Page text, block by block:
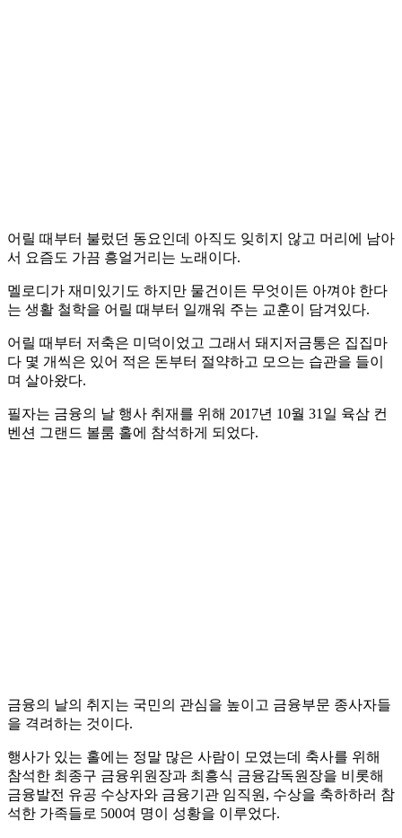
어릴 때부터 불렀던 동요인데 아직도 잊히지 않고 머리에 남아
서 요즘도 가끔 흥얼거리는 노래이다.
멜로디가 재미있기도 하지만 물건이든 무엇이든 아껴야 한다
는 생활 철학을 어릴 때부터 일깨워 주는 교훈이 담겨있다.
어릴 때부터 저축은 미덕이었고 그래서 돼지저금통은 집집마
다 몇 개씩은 있어 적은 돈부터 절약하고 모으는 습관을 들이
며 살아왔다.
필자는 금융의 날 행사 취재를 위해 2017년 10월 31일 육삼 컨
벤션 그랜드 볼룸 홀에 참석하게 되었다.
금융의 날의 취지는 국민의 관심을 높이고 금융부문 종사자들
을 격려하는 것이다.
행사가 있는 홀에는 정말 많은 사람이 모였는데 축사를 위해
참석한 최종구 금융위원장과 최흥식 금융감독원장을 비롯해
금융발전 유공 수상자와 금융기관 임직원, 수상을 축하하러 참
석한 가족들로 500여 명이 성황을 이루었다.